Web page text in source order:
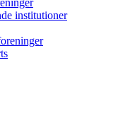
institutioner